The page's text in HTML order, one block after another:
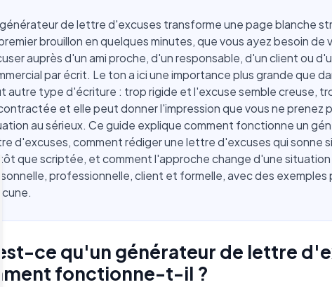
de lettre d'excuses transforme une page blanche
brouillon en quelques minutes, que vous ayez besoin de
auprès d'un ami proche, d'un responsable, d'un client ou
par écrit. Le ton a ici une importance plus grande que
autre type d'écriture : trop rigide et l'excuse semble creuse,
et elle peut donner l'impression que vous ne prenez
au sérieux. Ce guide explique comment fonctionne un
d'excuses, comment rédiger une lettre d'excuses qui sonne
que scriptée, et comment l'approche change d'une situation
professionnelle, client et formelle, avec des exemples
ce qu'un générateur de lettre
fonctionne-t-il ?